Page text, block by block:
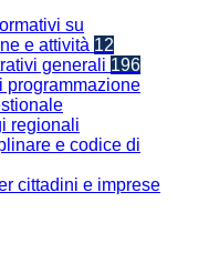
su
e attività 12
generali 196
programmazione
regionali
e codice di
cittadini e imprese